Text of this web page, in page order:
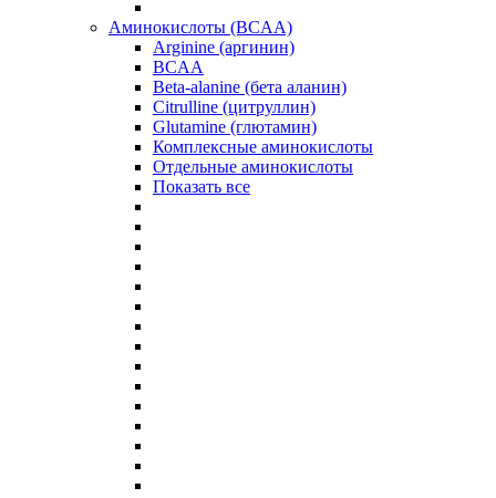
Аминокислоты (BCAA)
Arginine (аргинин)
BCAA
Beta-alanine (бета аланин)
Citrulline (цитруллин)
Glutamine (глютамин)
Комплексные аминокислоты
Отдельные аминокислоты
Показать все